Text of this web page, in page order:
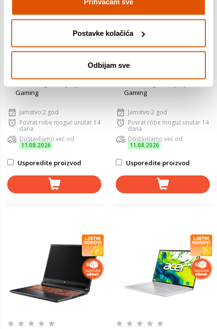
Postavke kolačića
Odbijam sve
SSD, nVidia GeForce RTX
5060, FreeDOS, laptop
Serija procesora: Core I9
Model procesora: 13900H
SSD 1: 1024 GB
Gaming
Jamstvo:2 god
Povrat robe moguć unutar 14
dana
Dostavljamo već od
11.08.2026
Usporedite proizvod
SSD, nVidia GeForce RTX
5060, FreeDOS, laptop
Serija procesora: Core I9
Model procesora: 13900H
RAM memorija: 16 GB
SSD 1: 1024 GB
GeForce RTX 5060
Gaming
Jamstvo:2 god
Povrat robe moguć unutar 14
dana
Dostavljamo već od
11.08.2026
Usporedite proizvod